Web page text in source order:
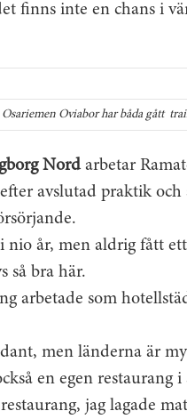
finns inte en chans i
Oviabor har båda gått
Nordarbetar
avslutad praktik
nio år, men aldrig fått
så bra här.
arbetade som
men länderna är
en egen restaurang
jag lagade